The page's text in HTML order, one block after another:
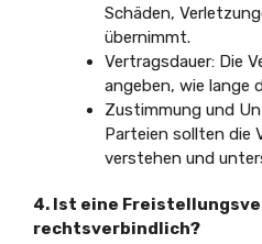
Schäden,
übernimmt.
Vertragsdauer: Die
angeben, wie lange
Zustimmung und
Parteien sollten die
verstehen und
4. Ist eine
rechtsverbindlich?